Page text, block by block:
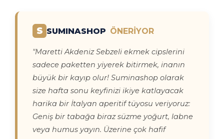
S SUMINASHOP ÖNERİYOR
"Maretti Akdeniz Sebzeli ekmek cipslerini
sadece paketten yiyerek bitirmek, inanın
büyük bir kayıp olur! Suminashop olarak
size hafta sonu keyfinizi ikiye katlayacak
harika bir İtalyan aperitif tüyosu veriyoruz:
Geniş bir tabağa biraz süzme yoğurt, labne
veya humus yayın. Üzerine çok hafif